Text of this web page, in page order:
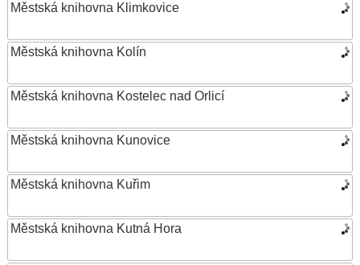
Městská knihovna Klimkovice
Městská knihovna Kolín
Městská knihovna Kostelec nad Orlicí
Městská knihovna Kunovice
Městská knihovna Kuřim
Městská knihovna Kutná Hora